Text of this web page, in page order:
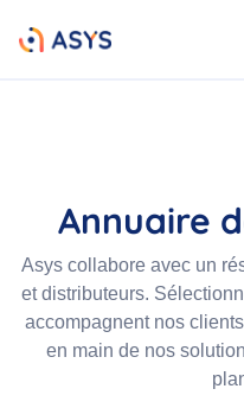
Annuaire
Asys collabore avec un
et distributeurs.
accompagnent nos
en main de nos